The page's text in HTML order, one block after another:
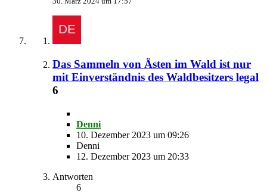
Das Sammeln von Ästen im Wald ist nur
mit Einverständnis des Waldbesitzers legal
6
Denni
10. Dezember 2023 um 09:26
Denni
12. Dezember 2023 um 20:33
Antworten
6